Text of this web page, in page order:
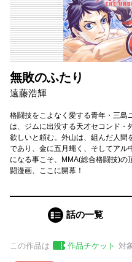
無敗のふたり
遠藤浩輝
格闘技をこよなく愛する青年・三島
は、ジムに出没する天才セコンド・
欲しいと頼む。外山は、組んだ人間
であり、金に五月蠅く、そしてアル
になる事こそ、MMA(総合格闘技)
闘漫画、ここに開幕！
話の一覧
この作品は 作品チケット 対